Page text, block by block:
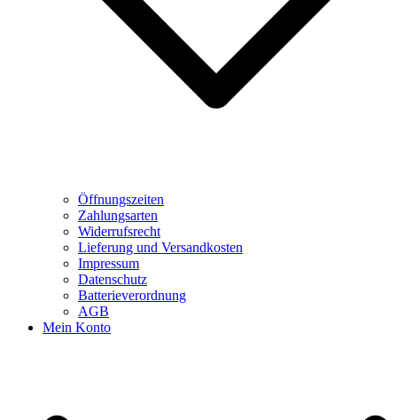
Öffnungszeiten
Zahlungsarten
Widerrufsrecht
Lieferung und Versandkosten
Impressum
Datenschutz
Batterieverordnung
AGB
Mein Konto